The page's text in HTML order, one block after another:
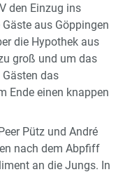
den Einzug ins
aus Göppingen
die Hypothek aus
groß und um das
das
Ende einen knappen
Pütz und André
nach dem Abpfiff
an die Jungs. In